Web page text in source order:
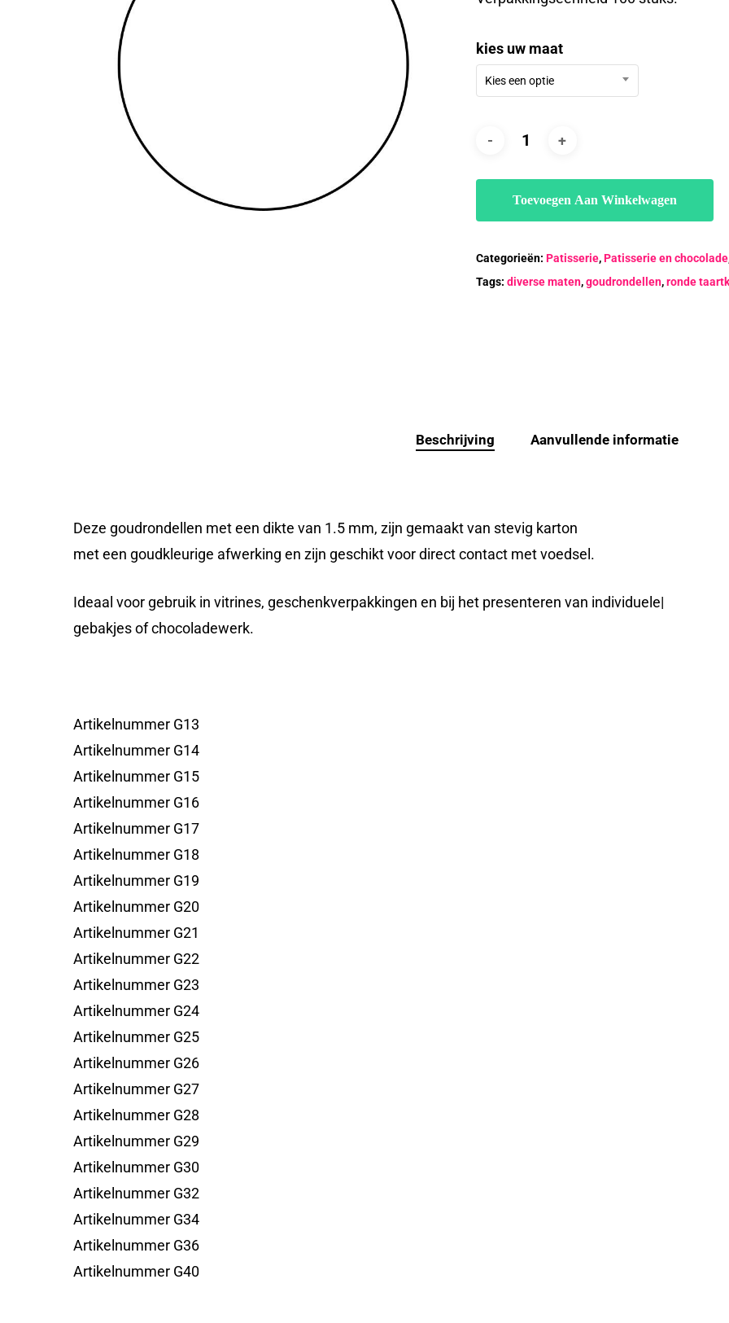
kies uw maat
Kies een optie
Toevoegen Aan Winkelwagen
Categorieën: Patisserie,Patisserie en chocolade
Tags: diverse maten,goudrondellen,ronde
Beschrijving Aanvullende informatie
Deze goudrondellen met een dikte van 1.5 mm, zijn gemaakt van stevig karton
met een goudkleurige afwerking en zijn geschikt voor direct contact met voedsel.
Ideaal voor gebruik in vitrines, geschenkverpakkingen en bij het presenteren van individuele|
gebakjes of chocoladewerk.
Artikelnummer G13
Artikelnummer G14
Artikelnummer G15
Artikelnummer G16
Artikelnummer G17
Artikelnummer G18
Artikelnummer G19
Artikelnummer G20
Artikelnummer G21
Artikelnummer G22
Artikelnummer G23
Artikelnummer G24
Artikelnummer G25
Artikelnummer G26
Artikelnummer G27
Artikelnummer G28
Artikelnummer G29
Artikelnummer G30
Artikelnummer G32
Artikelnummer G34
Artikelnummer G36
Artikelnummer G40